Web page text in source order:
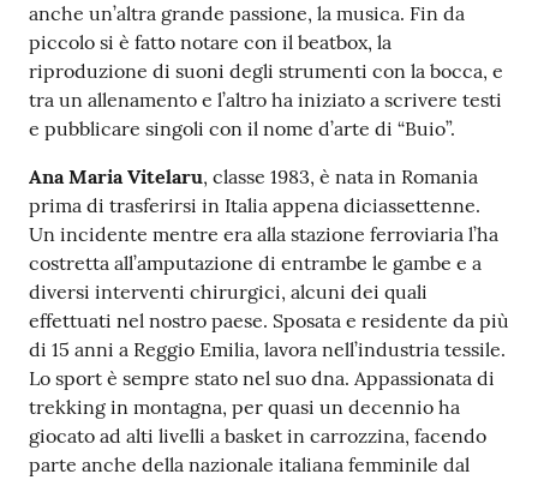
anche un’altra grande passione, la musica. Fin da
piccolo si è fatto notare con il beatbox, la
riproduzione di suoni degli strumenti con la bocca, e
tra un allenamento e l’altro ha iniziato a scrivere testi
e pubblicare singoli con il nome d’arte di “Buio”.
Ana Maria Vitelaru, classe 1983, è nata in Romania
prima di trasferirsi in Italia appena diciassettenne.
Un incidente mentre era alla stazione ferroviaria l’ha
costretta all’amputazione di entrambe le gambe e a
diversi interventi chirurgici, alcuni dei quali
effettuati nel nostro paese. Sposata e residente da più
di 15 anni a Reggio Emilia, lavora nell’industria tessile.
Lo sport è sempre stato nel suo dna. Appassionata di
trekking in montagna, per quasi un decennio ha
giocato ad alti livelli a basket in carrozzina, facendo
parte anche della nazionale italiana femminile dal